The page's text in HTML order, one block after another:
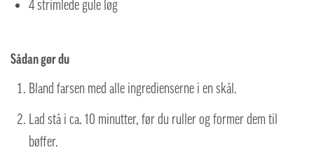
4 strimlede gule løg
Sådan gør du
Bland farsen med alle ingredienserne i en skål.
Lad stå i ca. 10 minutter, før du ruller og former dem til
bøffer.